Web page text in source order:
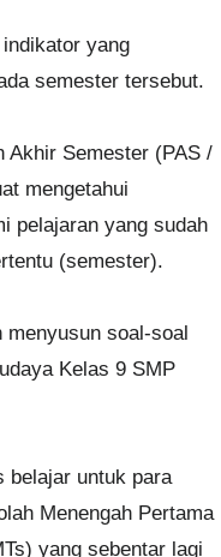
yang
semester tersebut.
Akhir Semester (PAS /
mengetahui
pelajaran yang sudah
(semester).
soal-soal
Kelas 9 SMP
belajar untuk para
Menengah Pertama
yang sebentar lagi